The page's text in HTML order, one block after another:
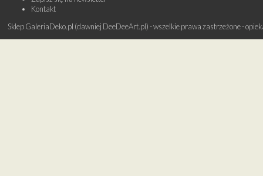
Kontakt
Sklep GaleriaDeko.pl (dawniej DeeDeeArt.pl) - wszelkie prawa zastrzeżone -